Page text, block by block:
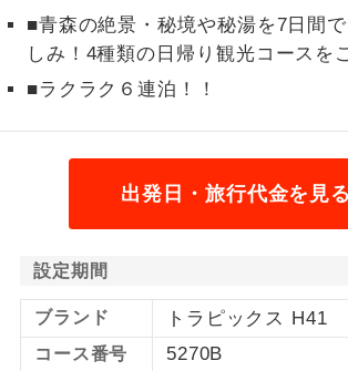
■青森の絶景・秘境や秘湯を7日間
しみ！4種類の日帰り観光コースを
■ラクラク６連泊！！
出発日・旅行代金を見る
設定期間
ブランド トラピックス H41
コース番号 5270B
ホン
をじっくり聞くことが
1名様催行
す。
加限定
1名様1室同代
金
1名様1室利用でも追加
コースです。